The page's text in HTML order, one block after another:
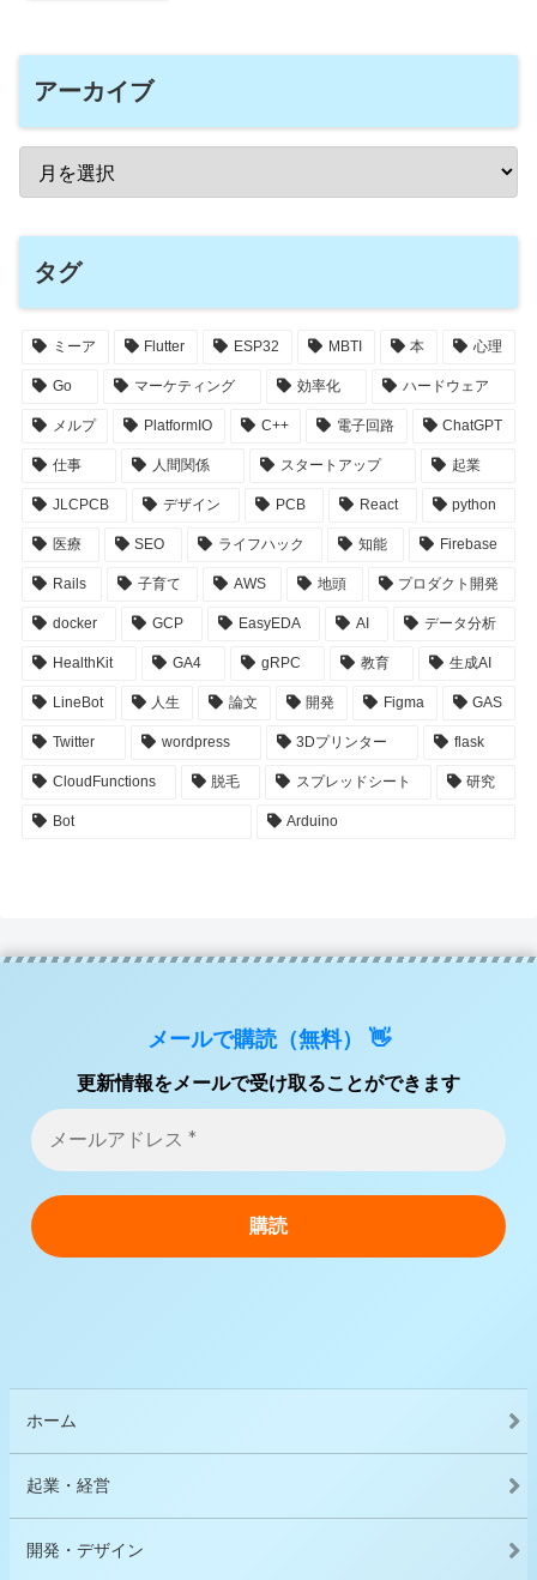
アーカイブ
タグ
ミーア Flutter ESP32 MBTI 本 心理
Go マーケティング 効率化 ハードウェア
メルプ PlatformIO C++ 電子回路 ChatGPT
仕事 人間関係 スタートアップ 起業
JLCPCB デザイン PCB React python
医療 SEO ライフハック 知能 Firebase
Rails 子育て AWS 地頭 プロダクト開発
docker GCP EasyEDA AI データ分析
HealthKit GA4 gRPC 教育 生成AI
LineBot 人生 論文 開発 Figma GAS
Twitter wordpress 3Dプリンター flask
CloudFunctions 脱毛 スプレッドシート 研究
Bot Arduino
メールで購読（無料） 👋
更新情報をメールで受け取ることができます
ホーム
起業・経営
開発・デザイン